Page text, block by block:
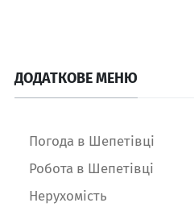
ДОДАТКОВЕ МЕНЮ
Погода в Шепетівці
Робота в Шепетівці
Нерухомість